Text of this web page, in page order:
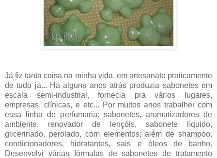
Já fiz tanta coisa na minha vida, em artesanato praticamente
de tudo já... Há alguns anos atrás produzia sabonetes em
escala semi-industrial, fornecia pra vários lugares,
empresas, clínicas, e etc... Por muitos anos trabalhei com
essa linha de perfumaria: sabonetes, aromatizadores de
ambiente, renovador de lençóis, sabonete líquido,
glicerinado, perolado, com elementos; além de shampoo,
condicionadores, hidratantes, sais e óleos de banho.
Desenvolvi várias fórmulas de sabonetes de tratamento